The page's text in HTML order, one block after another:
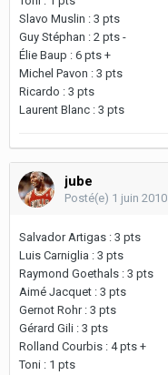
Slavo Muslin : 3 pts
Guy Stéphan : 2 pts -
Élie Baup : 6 pts +
Michel Pavon : 3 pts
Ricardo : 3 pts
Laurent Blanc : 3 pts
jube
Posté(e) 1 juin 2010
Salvador Artigas : 3 pts
Luis Carniglia : 3 pts
Raymond Goethals : 3 pts
Aimé Jacquet : 3 pts
Gernot Rohr : 3 pts
Gérard Gili : 3 pts
Rolland Courbis : 4 pts +
Toni : 1 pts